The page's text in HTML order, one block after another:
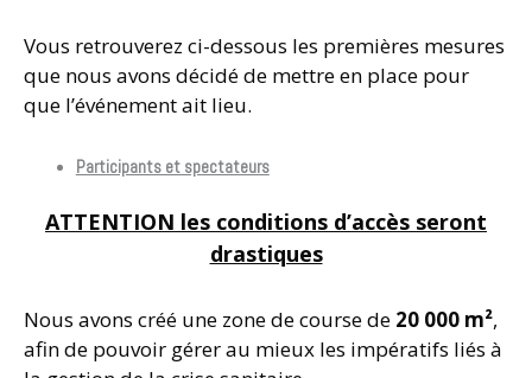
Vous retrouverez ci-dessous les premières mesures
que nous avons décidé de mettre en place pour
que l’événement ait lieu.
Participants et spectateurs
ATTENTION les conditions d’accès seront
drastiques
Nous avons créé une zone de course de 20 000 m²,
afin de pouvoir gérer au mieux les impératifs liés à